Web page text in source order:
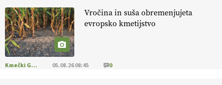
KMETIJSKA LIGA PRVAKOV: UKRAJINA vs.
EVROPA
EKOloško = logično: ekološka kmetija
B'ZGAR
Vročina in suša obremenjujeta
evropsko kmetijstvo
Kmečki Glas 05.08.26 08:45 0